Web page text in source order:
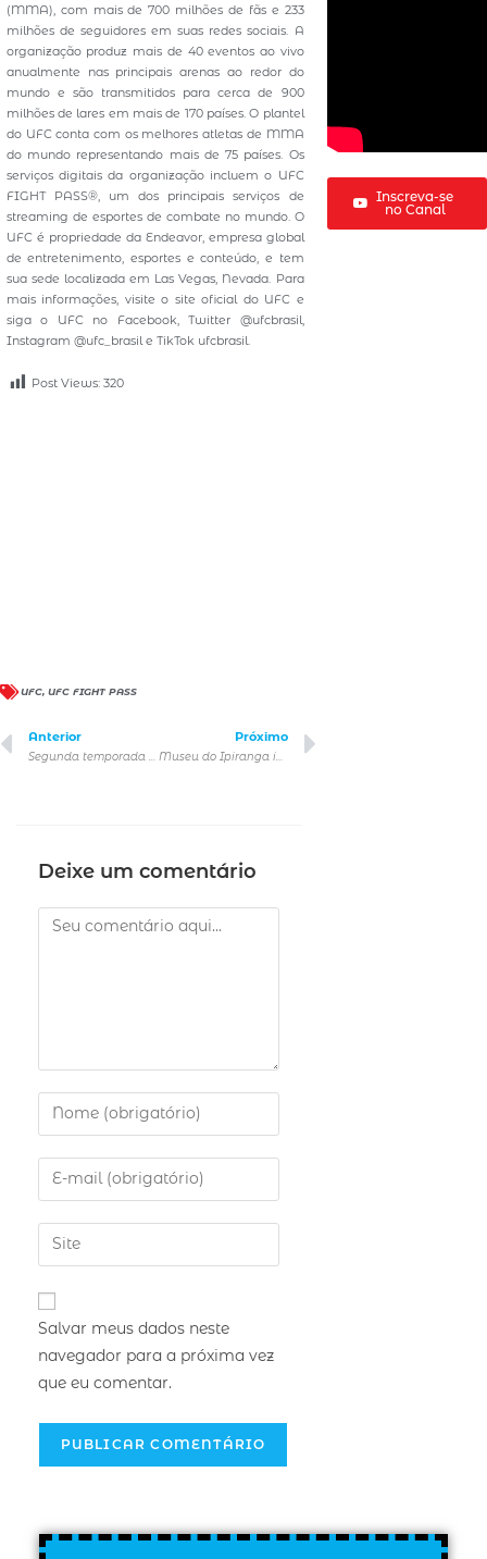
(MMA), com mais de 700 milhões de fãs e 233
milhões de seguidores em suas redes sociais. A
organização produz mais de 40 eventos ao vivo
anualmente nas principais arenas ao redor do
mundo e são transmitidos para cerca de 900
milhões de lares em mais de 170 países. O plantel
do UFC conta com os melhores atletas de MMA
do mundo representando mais de 75 países. Os
serviços digitais da organização incluem o UFC
FIGHT PASS®, um dos principais serviços de
streaming de esportes de combate no mundo. O
UFC é propriedade da Endeavor, empresa global
de entretenimento, esportes e conteúdo, e tem
sua sede localizada em Las Vegas, Nevada. Para
mais informações, visite o site oficial do UFC e
siga o UFC no Facebook, Twitter @ufcbrasil,
Instagram @ufc_brasil e TikTok ufcbrasil.
Post Views: 320
UFC, UFC FIGHT PASS
Anterior
Segunda temporada de O Verão Que Mudou Minha Vida
Próximo
Museu do Ipiranga inicia cobrança de ingressos e estende horário de visitação
Deixe um comentário
Salvar meus dados neste
navegador para a próxima vez
que eu comentar.
Inscreva-se
no Canal